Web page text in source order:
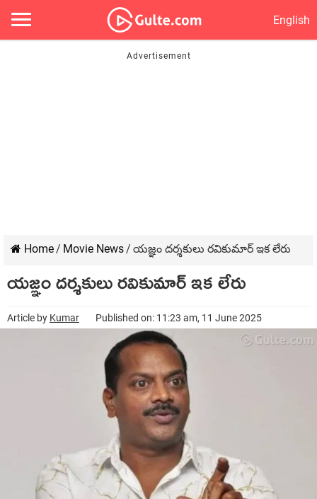
English
Home/ Movie News/ యజ్ఞం దర్శకులు రవికుమార్ ఇక లేరు
యజ్ఞం దర్శకులు రవికుమార్ ఇక లేరు
Article by Kumar Published on: 11:23 am, 11 June 2025